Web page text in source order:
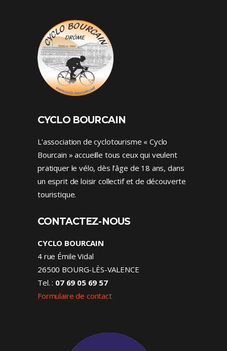
CYCLO BOURCAIN
L’association de cyclotourisme « Cyclo
Bourcain » accueille tous ceux qui veulent
pratiquer le vélo, dès l’âge de 18 ans, dans
un esprit de loisir collectif et de découverte
touristique.
CONTACTEZ-NOUS
CYCLO BOURCAIN
4 rue Émile Vidal
26500 BOURG-LÈS-VALENCE
Tel. : 07 69 05 69 57
Formulaire de contact